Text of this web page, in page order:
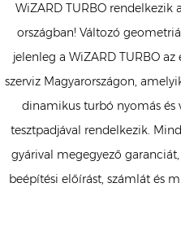
WiZARD TURBO
országban! Változó
jelenleg a WiZARD TURBO
szerviz Magyarországon,
dinamikus turbó nyomás
tesztpadjával rendelkezik.
gyárival megegyező
beépítési előírást, számlát és